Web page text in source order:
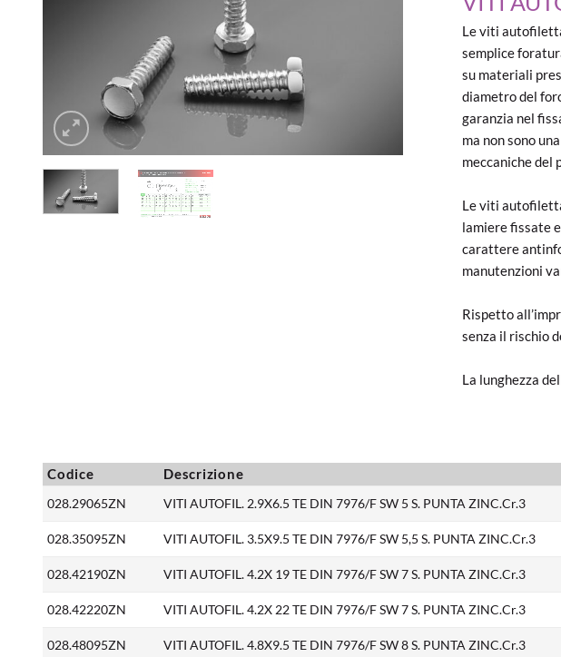
Le viti
semplice
su materiali
diametro del
garanzia nel
ma non sono
meccaniche del
Le viti
lamiere fissate
carattere
manutenzioni
Rispetto
senza il rischio
La lunghezza
Codice Descrizione
028.29065ZN VITI AUTOFIL. 2.9X6.5 TE DIN 7976/F SW 5 S. PUNTA ZINC.Cr.3
028.35095ZN VITI AUTOFIL. 3.5X9.5 TE DIN 7976/F SW 5,5 S. PUNTA ZINC.Cr.3
028.42190ZN VITI AUTOFIL. 4.2X 19 TE DIN 7976/F SW 7 S. PUNTA ZINC.Cr.3
028.42220ZN VITI AUTOFIL. 4.2X 22 TE DIN 7976/F SW 7 S. PUNTA ZINC.Cr.3
028.48095ZN VITI AUTOFIL. 4.8X9.5 TE DIN 7976/F SW 8 S. PUNTA ZINC.Cr.3